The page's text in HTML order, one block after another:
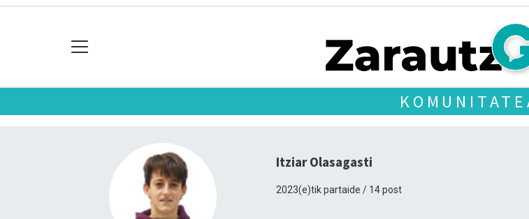
Itziar Olasagasti
2023(e)tik partaide / 14 post